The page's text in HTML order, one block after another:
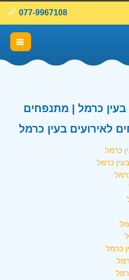
077-9967108
כרמל | מתנפחים
לאירועים בעין כרמל
כרמל
כרמל
כרמל